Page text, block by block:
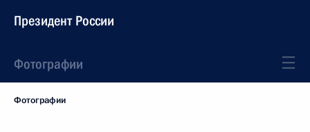
Президент России
Фотографии
Фотографии